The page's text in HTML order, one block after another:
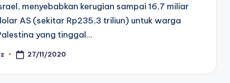
menyebabkan kerugian sampai 16,7 miliar
AS (sekitar Rp235,3 triliun) untuk warga
yang tinggal…
27/11/2020